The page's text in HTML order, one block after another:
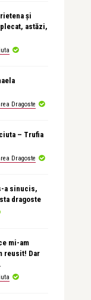
și
astăzi,
Dragoste
– Trufia
Dragoste
a sinucis,
dragoste
mi-am
reusit! Dar